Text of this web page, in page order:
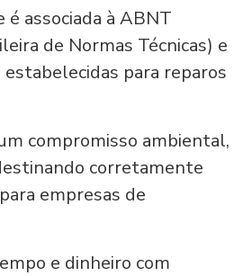
associada à ABNT
de Normas Técnicas) e
para reparos
compromisso ambiental,
corretamente
empresas de
e dinheiro com